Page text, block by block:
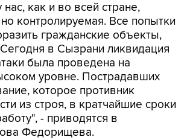
как и во всей стране,
контролируемая. Все попытки
гражданские объекты,
в Сызрани ликвидация
была проведена на
уровне. Пострадавших
которое противник
из строя, в кратчайшие сроки
- приводятся в
Федорищева.